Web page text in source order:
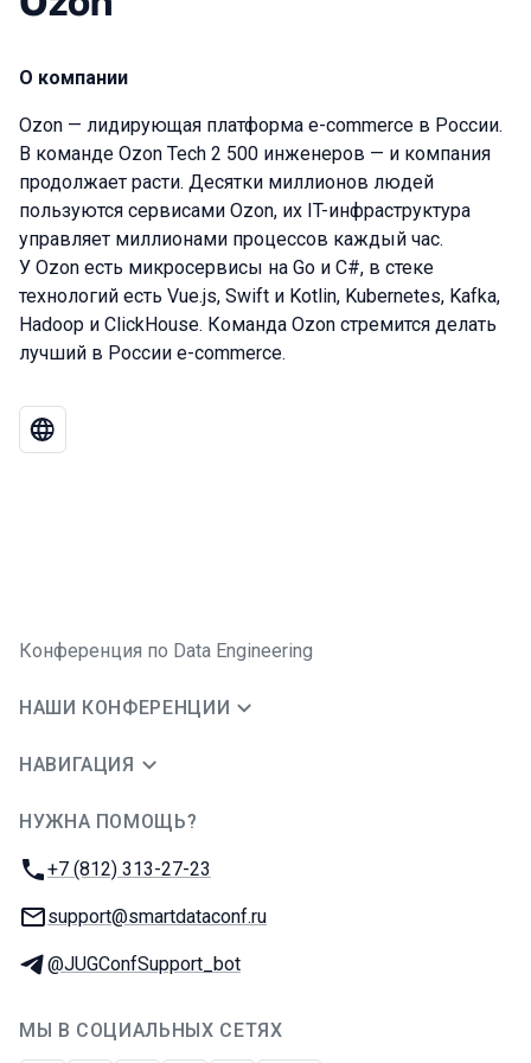
О компании
Ozon — лидирующая платформа e-commerce в России.
В команде Ozon Tech 2 500 инженеров — и компания
продолжает расти. Десятки миллионов людей
пользуются сервисами Ozon, их IT-инфраструктура
управляет миллионами процессов каждый час.
У Ozon есть микросервисы на Go и C#, в стеке
технологий есть Vue.js, Swift и Kotlin, Kubernetes, Kafka,
Hadoop и ClickHouse. Команда Ozon стремится делать
лучший в России e-commerce.
Конференция по Data Engineering
НАШИ КОНФЕРЕНЦИИ
НАВИГАЦИЯ
НУЖНА ПОМОЩЬ?
Телефон:
+7 (812) 313-27-23
E-mail:
support@smartdataconf.ru
Телеграм:
@JUGConfSupport_bot
МЫ В СОЦИАЛЬНЫХ СЕТЯХ